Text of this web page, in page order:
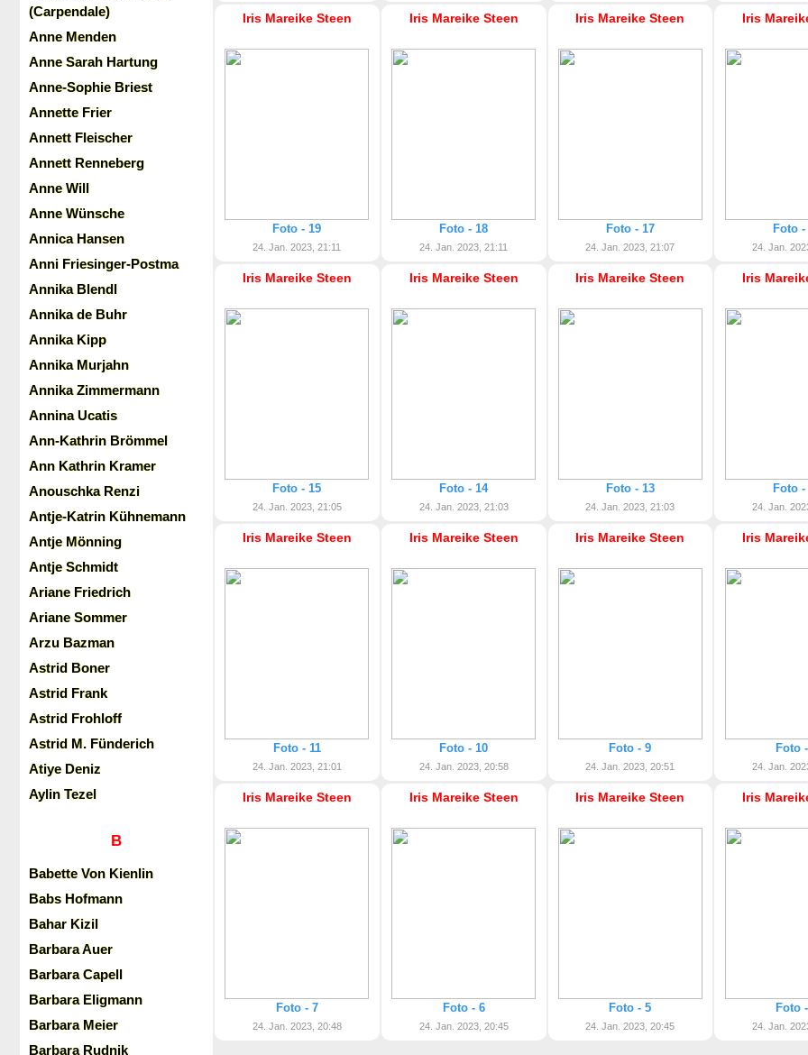
(Carpendale)
Anne Menden
Anne Sarah Hartung
Anne-Sophie Briest
Annette Frier
Annett Fleischer
Annett Renneberg
Anne Will
Anne Wünsche
Annica Hansen
Anni Friesinger-Postma
Annika Blendl
Annika de Buhr
Annika Kipp
Annika Murjahn
Annika Zimmermann
Annina Ucatis
Ann-Kathrin Brömmel
Ann Kathrin Kramer
Anouschka Renzi
Antje-Katrin Kühnemann
Antje Mönning
Antje Schmidt
Ariane Friedrich
Ariane Sommer
Arzu Bazman
Astrid Boner
Astrid Frank
Astrid Frohloff
Astrid M. Fünderich
Atiye Deniz
Aylin Tezel
B
Babette Von Kienlin
Babs Hofmann
Bahar Kizil
Barbara Auer
Barbara Capell
Barbara Eligmann
Barbara Meier
Barbara Rudnik
Iris Mareike Steen
Foto - 19
24. Jan. 2023, 21:11
Iris Mareike Steen
Foto - 18
24. Jan. 2023, 21:11
Iris Mareike Steen
Foto - 17
24. Jan. 2023, 21:07
Iris
Foto -
24. Jan.
Iris Mareike Steen
Foto - 15
24. Jan. 2023, 21:05
Iris Mareike Steen
Foto - 14
24. Jan. 2023, 21:03
Iris Mareike Steen
Foto - 13
24. Jan. 2023, 21:03
Iris
Foto -
24. Jan.
Iris Mareike Steen
Foto - 11
24. Jan. 2023, 21:01
Iris Mareike Steen
Foto - 10
24. Jan. 2023, 20:58
Iris Mareike Steen
Foto - 9
24. Jan. 2023, 20:51
Iris
Foto
24. Jan.
Iris Mareike Steen
Foto - 7
24. Jan. 2023, 20:48
Iris Mareike Steen
Foto - 6
24. Jan. 2023, 20:45
Iris Mareike Steen
Foto - 5
24. Jan. 2023, 20:45
Iris
Foto
24. Jan.